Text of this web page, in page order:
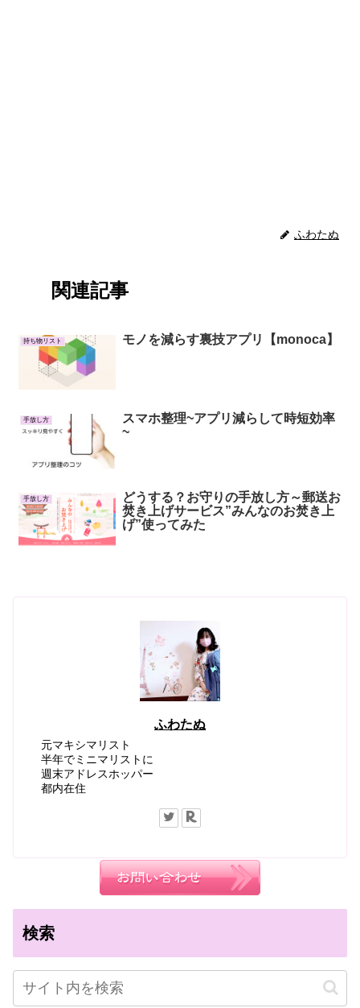
ふわたぬ
関連記事
持ち物リスト モノを減らす裏技アプリ【monoca】
手放し方
スマホ整理~アプリ減らして時短効率
~
手放し方
どうする？お守りの手放し方～郵送お
焚き上げサービス”みんなのお焚き上
げ”使ってみた
ふわたぬ
元マキシマリスト
半年でミニマリストに
週末アドレスホッパー
都内在住
検索